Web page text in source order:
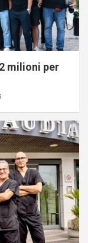
milioni per